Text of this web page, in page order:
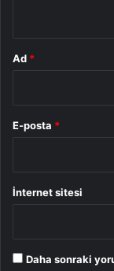
Ad *
E-posta *
İnternet sitesi
Daha sonraki